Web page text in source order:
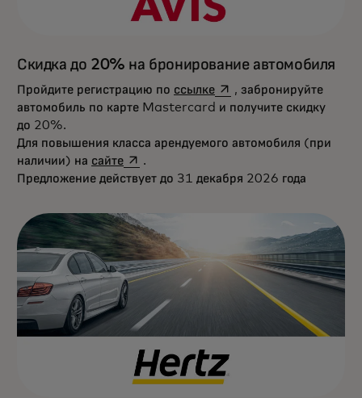
Скидка до 20% на бронирование автомобиля
Пройдите регистрацию по ссылкеopens in a new tab
, забронируйте
автомобиль по карте Mastercard и получите скидку
до 20%.
Для повышения класса арендуемого автомобиля (при
наличии) на сайтеopens in a new tab
.
Предложение действует до 31 декабря 2026 года